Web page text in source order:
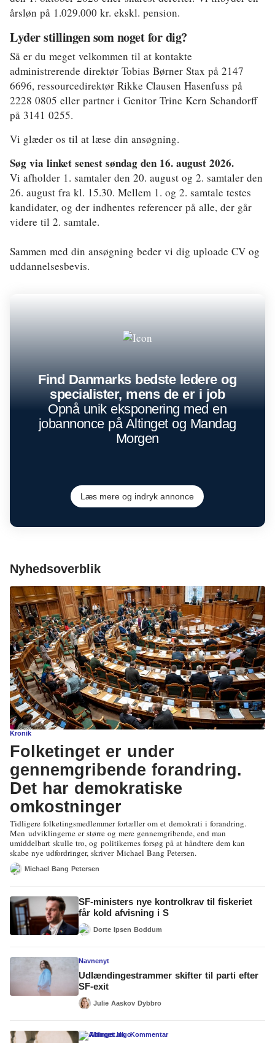
årsløn på 1.029.000 kr. ekskl. pension.
Lyder stillingen som noget for dig?
Så er du meget velkommen til at kontakte
administrerende direktør Tobias Børner Stax på 2147
6696, ressourcedirektør Rikke Clausen Hasenfuss på
2228 0805 eller partner i Genitor Trine Kern Schandorff
på 3141 0255.
Vi glæder os til at læse din ansøgning.
Søg via linket senest søndag den 16. august 2026.
Vi afholder 1. samtaler den 20. august og 2. samtaler den
26. august fra kl. 15.30. Mellem 1. og 2. samtale testes
kandidater, og der indhentes referencer på alle, der går
videre til 2. samtale.
Sammen med din ansøgning beder vi dig uploade CV og
uddannelsesbevis.
Find Danmarks bedste ledere og
specialister, mens de er i job
Opnå unik eksponering med en
jobannonce på Altinget og Mandag
Morgen
Læs mere og indryk annonce
Nyhedsoverblik
Kronik
Folketinget er under
gennemgribende forandring.
Det har demokratiske
omkostninger
Tidligere folketingsmedlemmer fortæller om et demokrati i forandring.
Men udviklingerne er større og mere gennemgribende, end man
umiddelbart skulle tro, og politikernes forsøg på at håndtere dem kan
skabe nye udfordringer, skriver Michael Bang Petersen.
Michael Bang Petersen
SF-ministers nye kontrolkrav til fiskeriet
får kold afvisning i S
Dorte Ipsen Boddum
Navnenyt
Udlændingestrammer skifter til parti efter
SF-exit
Julie Aaskov Dybbro
Altinget.dk Kommentar